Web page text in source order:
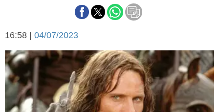
Federal A
Arte y cultura
Economía y campo
Economía y finanzas
Con el campo
Espacio empresas
Sociedad y tiempo
libre
Sociedad
Tecnología
16:58 | 04/07/2023